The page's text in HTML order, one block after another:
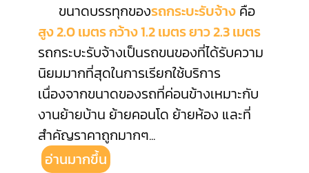
ขนาดบรรทุกของรถกระบะรับจ้างคือ
สูง 2.0 เมตร กว้าง 1.2 เมตร ยาว 2.3 เมตร
รถกระบะรับจ้างเป็นรถขนของที่ได้รับความ
นิยมมากที่สุดในการเรียกใช้บริการ
เนื่องจากขนาดของรถที่ค่อนข้างเหมาะกับ
งานย้ายบ้าน ย้ายคอนโด ย้ายห้อง และที่
สำคัญราคาถูกมากๆ...
อ่านมากขึ้น